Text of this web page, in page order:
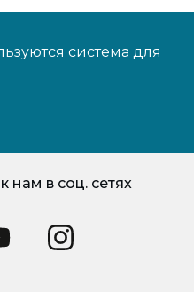
система для
нам в соц. сетях